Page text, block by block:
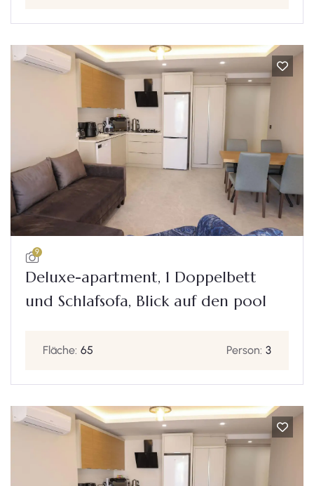
9
Deluxe-apartment, 1 Doppelbett
und Schlafsofa, Blick auf den pool
Fläche: 65 Person: 3